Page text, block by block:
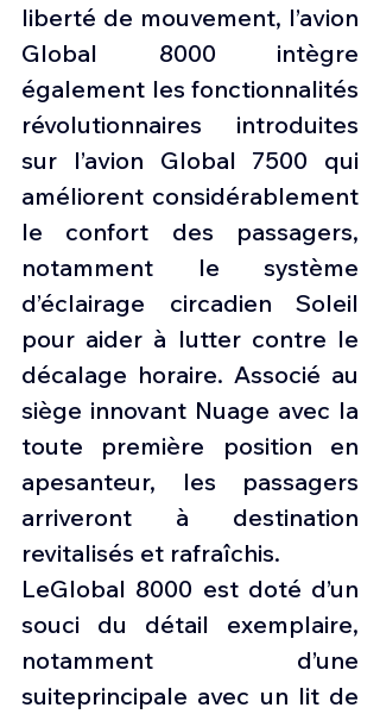
liberté de mouvement, l’avion
Global 8000 intègre
également les fonctionnalités
révolutionnaires introduites
sur l’avion Global 7500 qui
améliorent considérablement
le confort des passagers,
notamment le système
d’éclairage circadien Soleil
pour aider à lutter contre le
décalage horaire. Associé au
siège innovant Nuage avec la
toute première position en
apesanteur, les passagers
arriveront à destination
revitalisés et rafraîchis.
LeGlobal 8000 est doté d’un
souci du détail exemplaire,
notamment d’une
suiteprincipale avec un lit de